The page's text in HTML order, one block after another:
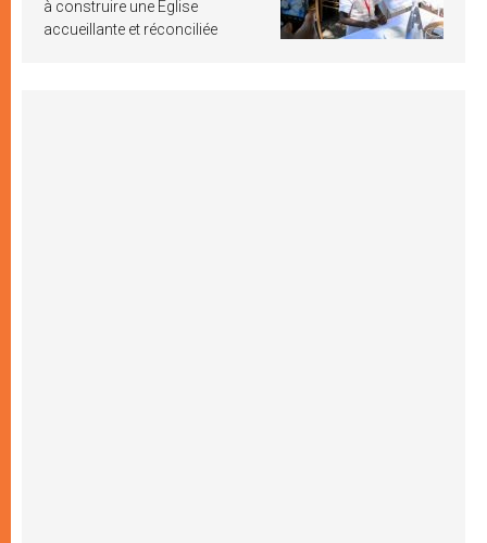
à construire une Église
accueillante et réconciliée